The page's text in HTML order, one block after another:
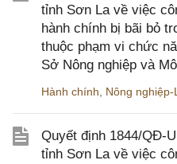
tỉnh Sơn La về việc
hành chính bị bãi bỏ
thuộc phạm vi chức
Sở Nông nghiệp và
Hành chính Nông
Quyết định 1844/QĐ-
tỉnh Sơn La về việc